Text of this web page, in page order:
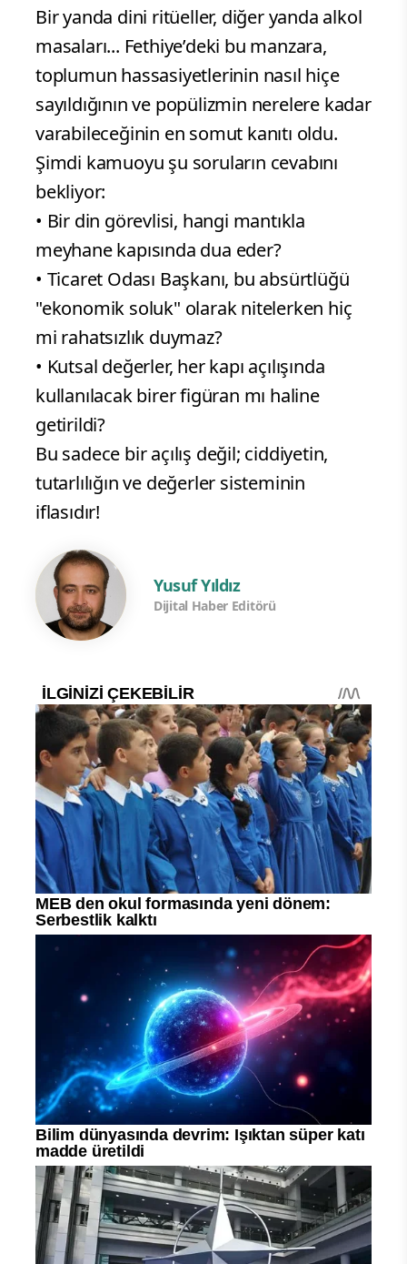
Bir yanda dini ritüeller, diğer yanda alkol
masaları... Fethiye’deki bu manzara,
toplumun hassasiyetlerinin nasıl hiçe
sayıldığının ve popülizmin nerelere kadar
varabileceğinin en somut kanıtı oldu.
Şimdi kamuoyu şu soruların cevabını
bekliyor:
• Bir din görevlisi, hangi mantıkla
meyhane kapısında dua eder?
• Ticaret Odası Başkanı, bu absürtlüğü
"ekonomik soluk" olarak nitelerken hiç
mi rahatsızlık duymaz?
• Kutsal değerler, her kapı açılışında
kullanılacak birer figüran mı haline
getirildi?
Bu sadece bir açılış değil; ciddiyetin,
tutarlılığın ve değerler sisteminin
iflasıdır!
Yusuf Yıldız
Dijital Haber Editörü